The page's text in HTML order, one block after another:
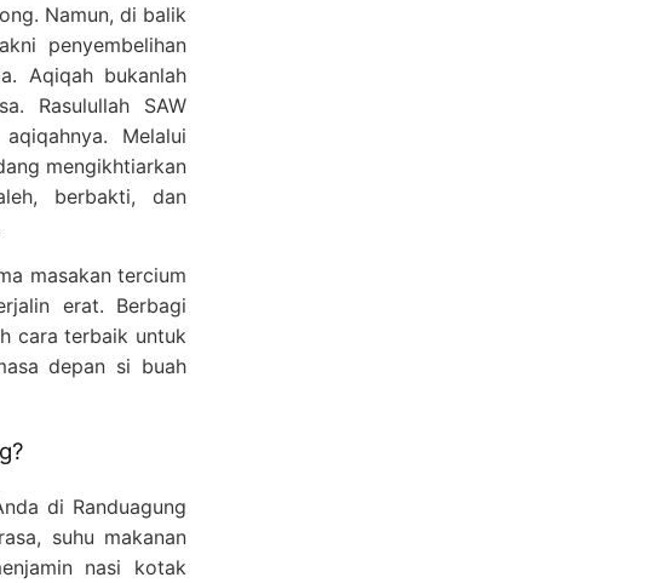
Namun, di balik
penyembelihan
Aqiqah bukanlah
Rasulullah SAW
Melalui
mengikhtiarkan
berbakti, dan
masakan tercium
erat. Berbagi
cara terbaik untuk
depan si buah
di Randuagung
suhu makanan
nasi kotak